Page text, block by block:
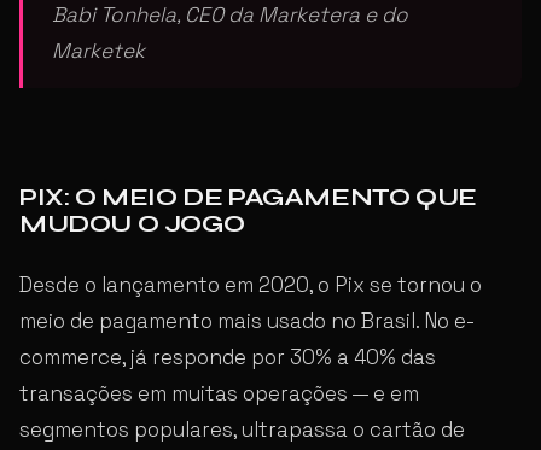
Babi Tonhela, CEO da Marketera e do
Marketek
PIX: O MEIO DE PAGAMENTO QUE
MUDOU O JOGO
Desde o lançamento em 2020, o Pix se tornou o
meio de pagamento mais usado no Brasil. No e-
commerce, já responde por 30% a 40% das
transações em muitas operações — e em
segmentos populares, ultrapassa o cartão de